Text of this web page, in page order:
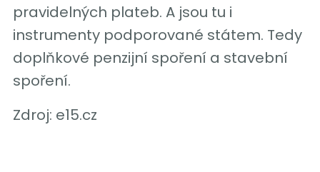
pravidelných plateb. A jsou tu i
instrumenty podporované státem. Tedy
doplňkové penzijní spoření a stavební
spoření.
Zdroj: e15.cz